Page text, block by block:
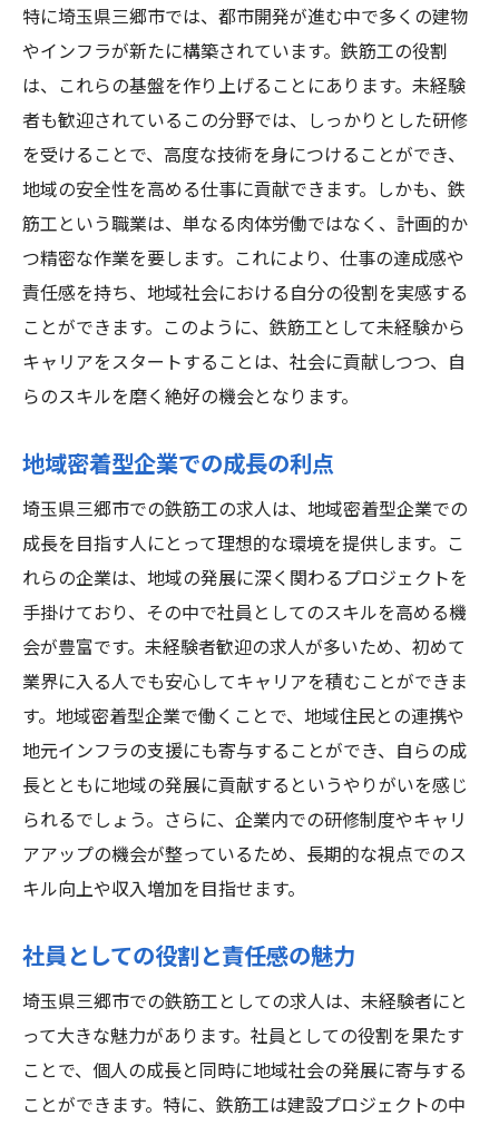
特に埼玉県三郷市では、都市開発が進む中で多くの建物
やインフラが新たに構築されています。鉄筋工の役割
は、これらの基盤を作り上げることにあります。未経験
者も歓迎されているこの分野では、しっかりとした研修
を受けることで、高度な技術を身につけることができ、
地域の安全性を高める仕事に貢献できます。しかも、鉄
筋工という職業は、単なる肉体労働ではなく、計画的か
つ精密な作業を要します。これにより、仕事の達成感や
責任感を持ち、地域社会における自分の役割を実感する
ことができます。このように、鉄筋工として未経験から
キャリアをスタートすることは、社会に貢献しつつ、自
らのスキルを磨く絶好の機会となります。
地域密着型企業での成長の利点
埼玉県三郷市での鉄筋工の求人は、地域密着型企業での
成長を目指す人にとって理想的な環境を提供します。こ
れらの企業は、地域の発展に深く関わるプロジェクトを
手掛けており、その中で社員としてのスキルを高める機
会が豊富です。未経験者歓迎の求人が多いため、初めて
業界に入る人でも安心してキャリアを積むことができま
す。地域密着型企業で働くことで、地域住民との連携や
地元インフラの支援にも寄与することができ、自らの成
長とともに地域の発展に貢献するというやりがいを感じ
られるでしょう。さらに、企業内での研修制度やキャリ
アアップの機会が整っているため、長期的な視点でのス
キル向上や収入増加を目指せます。
社員としての役割と責任感の魅力
埼玉県三郷市での鉄筋工としての求人は、未経験者にと
って大きな魅力があります。社員としての役割を果たす
ことで、個人の成長と同時に地域社会の発展に寄与する
ことができます。特に、鉄筋工は建設プロジェクトの中